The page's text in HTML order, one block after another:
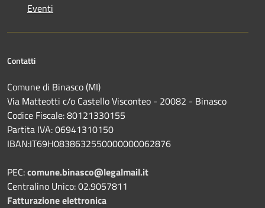
Eventi
Contatti
Comune di Binasco (MI)
Via Matteotti c/o Castello Visconteo - 20082 - Binasco
Codice Fiscale: 80121330155
Partita IVA: 06941310150
IBAN:IT69H0838632550000000062876
PEC:comune.binasco@legalmail.it
Centralino Unico: 02.9057811
Fatturazione elettronica